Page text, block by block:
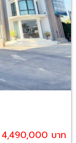
4,490,000 บาท